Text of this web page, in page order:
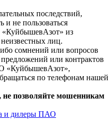
последствий,
и не пользоваться
из
лиц.
сомнений или вопросов
или контрактов
«КуйбышевАзот»,
по телефонам нашей
не позволяйте мошенникам
и дилеры ПАО